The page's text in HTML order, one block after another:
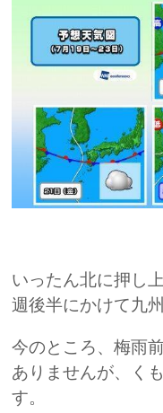
いったん北に押し
週後半にかけて九
今のところ、梅雨
ありませんが、く
す。